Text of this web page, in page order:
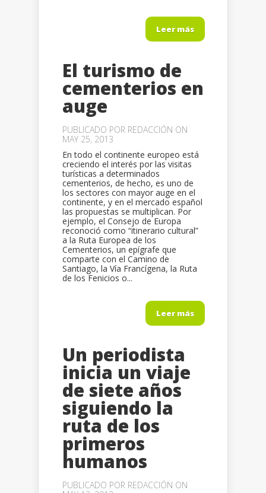
Leer más
El turismo de
cementerios en
auge
PUBLICADO POR REDACCIÓN ON
MAY 25, 2013
En todo el continente europeo está
creciendo el interés por las visitas
turísticas a determinados
cementerios, de hecho, es uno de
los sectores con mayor auge en el
continente, y en el mercado español
las propuestas se multiplican. Por
ejemplo, el Consejo de Europa
reconoció como “itinerario cultural”
a la Ruta Europea de los
Cementerios, un epígrafe que
comparte con el Camino de
Santiago, la Vía Francígena, la Ruta
de los Fenicios o...
Leer más
Un periodista
inicia un viaje
de siete años
siguiendo la
ruta de los
primeros
humanos
PUBLICADO POR REDACCIÓN ON